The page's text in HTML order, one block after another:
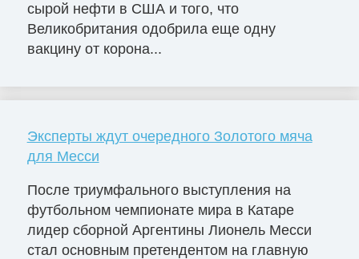
сырой нефти в США и того, что
Великобритания одобрила еще одну
вакцину от корона...
Эксперты ждут очередного Золотого мяча
для Месси
После триумфального выступления на
футбольном чемпионате мира в Катаре
лидер сборной Аргентины Лионель Месси
стал основным претендентом на главную